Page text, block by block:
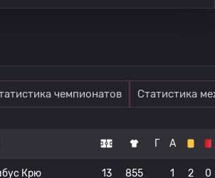
чемпионатов Статистика
Г А
Крю 13 855 1 2 0